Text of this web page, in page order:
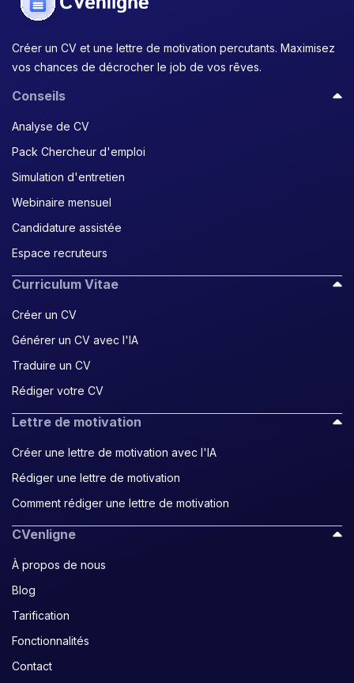
Créer un CV et une lettre de motivation percutants. Maximisez
vos chances de décrocher le job de vos rêves.
Conseils
Analyse de CV
Pack Chercheur d'emploi
Simulation d'entretien
Webinaire mensuel
Candidature assistée
Espace recruteurs
Curriculum Vitae
Créer un CV
Générer un CV avec l'IA
Traduire un CV
Rédiger votre CV
Lettre de motivation
Créer une lettre de motivation avec l'IA
Rédiger une lettre de motivation
Comment rédiger une lettre de motivation
CVenligne
À propos de nous
Blog
Tarification
Fonctionnalités
Contact